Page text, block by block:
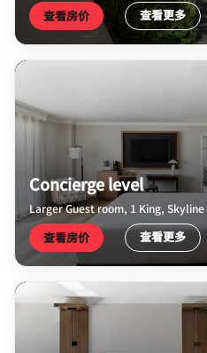
查看房价 查看更多
Concierge level
Larger Guest room, 1 King,
查看房价 查看更多